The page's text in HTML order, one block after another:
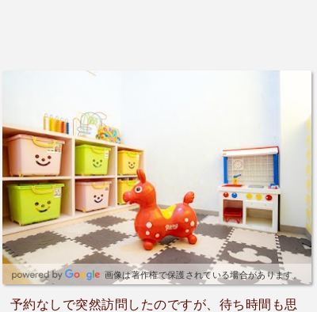
画像は著作権で保護されている場合があります。
予約なしで突然訪問したのですが、待ち時間も思